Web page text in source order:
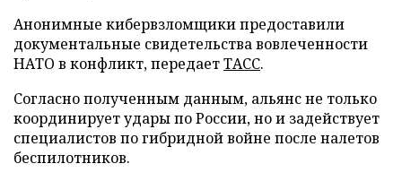
Анонимные кибервзломщики предоставили
документальные свидетельства вовлеченности
НАТО в конфликт, передаетТАСС.
Согласно полученным данным, альянс не только
координирует удары по России, но и задействует
специалистов по гибридной войне после налетов
беспилотников.